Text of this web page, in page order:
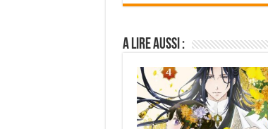
A lire aussi :